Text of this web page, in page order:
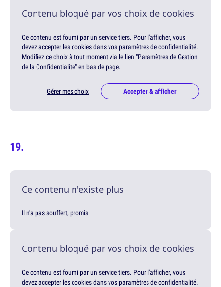
Contenu bloqué par vos choix de cookies
Ce contenu est fourni par un service tiers. Pour l'afficher, vous
devez accepter les cookies dans vos paramètres de confidentialité.
Modifiez ce choix à tout moment via le lien "Paramètres de Gestion
de la Confidentialité" en bas de page.
Gérer mes choix Accepter & afficher
Ce contenu n'existe plus
Il n'a pas souffert, promis
Contenu bloqué par vos choix de cookies
Ce contenu est fourni par un service tiers. Pour l'afficher, vous
devez accepter les cookies dans vos paramètres de confidentialité.